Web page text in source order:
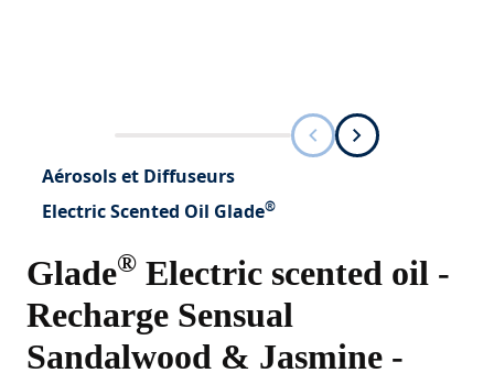
Aérosols et Diffuseurs
Electric Scented Oil Glade®
Glade® Electric scented oil -
Recharge Sensual
Sandalwood & Jasmine -